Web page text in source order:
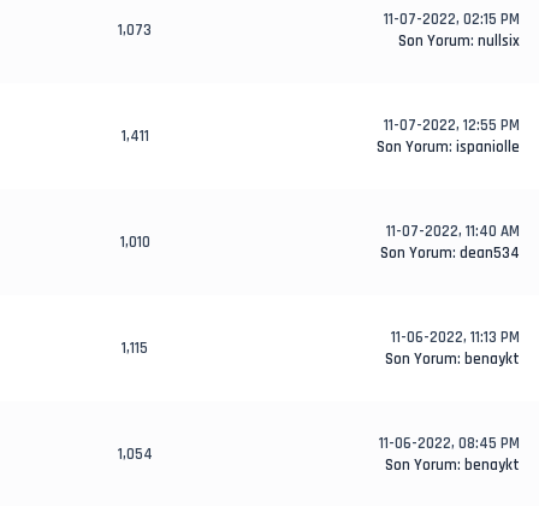
1,073
11-07-2022, 02:15 PM
Son Yorum: nullsix
1,411
11-07-2022, 12:55 PM
Son Yorum: ispaniolle
1,010
11-07-2022, 11:40 AM
Son Yorum: dean534
1,115
11-06-2022, 11:13 PM
Son Yorum: benaykt
1,054
11-06-2022, 08:45 PM
Son Yorum: benaykt